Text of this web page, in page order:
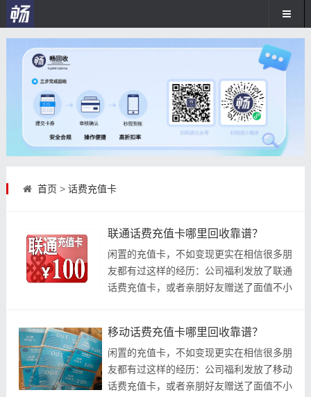
首页 > 话费充值卡
联通话费充值卡哪里回收靠谱？
闲置的充值卡，不如变现更实在相信很多朋
友都有过这样的经历：公司福利发放了联通
话费充值卡，或者亲朋好友赠送了面值不小
移动话费充值卡哪里回收靠谱？
闲置的充值卡，不如变现更实在相信很多朋
友都有过这样的经历：公司福利发放了移动
话费充值卡，或者亲朋好友赠送了面值不小